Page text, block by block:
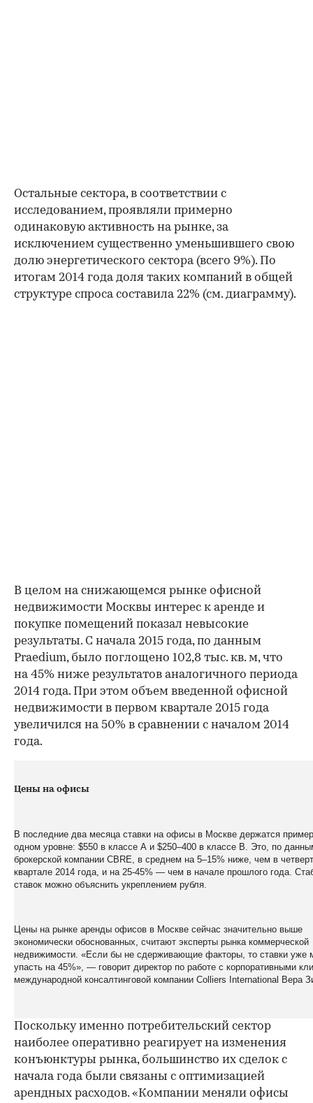
Остальные сектора, в соответствии с
исследованием, проявляли примерно
одинаковую активность на рынке, за
исключением существенно уменьшившего свою
долю энергетического сектора (всего 9%). По
итогам 2014 года доля таких компаний в общей
структуре спроса составила 22% (см. диаграмму).
В целом на снижающемся рынке офисной
недвижимости Москвы интерес к аренде и
покупке помещений показал невысокие
результаты. С начала 2015 года, по данным
Praedium, было поглощено 102,8 тыс. кв. м, что
на 45% ниже результатов аналогичного периода
2014 года. При этом объем введенной офисной
недвижимости в первом квартале 2015 года
увеличился на 50% в сравнении с началом 2014
года.
Цены на офисы
В последние два месяца ставки на офисы в Москве держатся
одном уровне: $550 в классе А и $250–400 в классе В. Это, по
брокерской компании CBRE, в среднем на 5–15% ниже, чем в
квартале 2014 года, и на 25-45% — чем в начале прошлого года.
ставок можно объяснить укреплением рубля.
Цены на рынке аренды офисов в Москве сейчас значительно выше
экономически обоснованных, считают эксперты рынка коммерческой
недвижимости. «Если бы не сдерживающие факторы, то ставки уже
упасть на 45%», — говорит директор по работе с корпоративными
международной консалтинговой компании Colliers International Вера
Поскольку именно потребительский сектор
наиболее оперативно реагирует на изменения
конъюнктуры рынка, большинство их сделок с
начала года были связаны с оптимизацией
арендных расходов. «Компании меняли офисы